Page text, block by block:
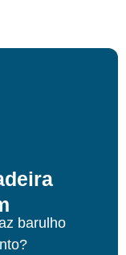
barulho